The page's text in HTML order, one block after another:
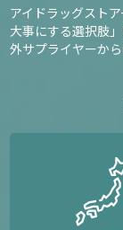
アイドラッグスト
大事にする選択肢
外サプライヤーか